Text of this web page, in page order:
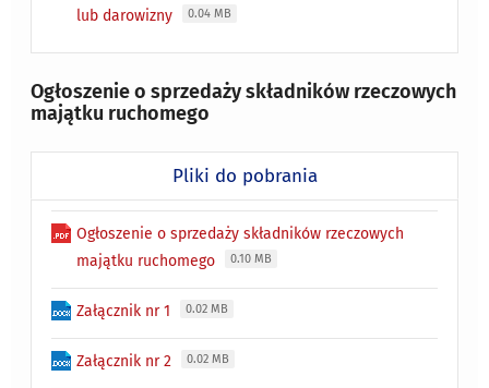
lub darowizny
0.04 MB
Ogłoszenie o sprzedaży składników rzeczowych
majątku ruchomego
Pliki do pobrania
Ogłoszenie o sprzedaży składników rzeczowych
majątku ruchomego
0.10 MB
Załącznik nr 1 0.02 MB
Załącznik nr 2 0.02 MB